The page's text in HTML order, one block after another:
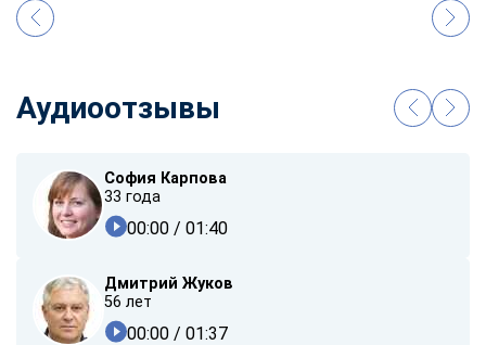
Аудиоотзывы
София Карпова
33 года
00:00 / 01:40
Дмитрий Жуков
56 лет
00:00 / 01:37